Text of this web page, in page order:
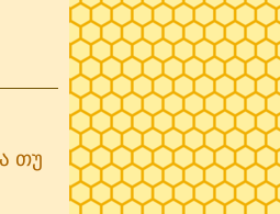
თუ